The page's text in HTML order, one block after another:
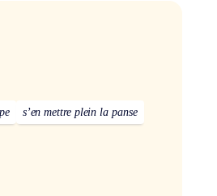
s’en mettre plein la panse